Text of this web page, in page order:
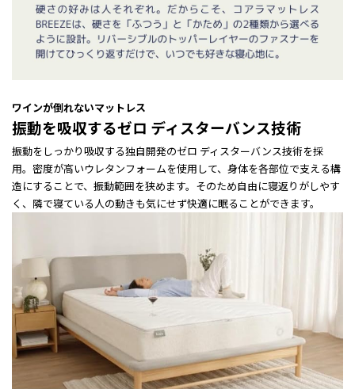
ワインが倒れないマットレス
振動を吸収するゼロ ディスターバンス技術
振動をしっかり吸収する独自開発のゼロ ディスターバンス技術を採
用。密度が高いウレタンフォームを使用して、身体を各部位で支える構
造にすることで、振動範囲を狭めます。そのため自由に寝返りがしやす
く、隣で寝ている人の動きも気にせず快適に眠ることができます。